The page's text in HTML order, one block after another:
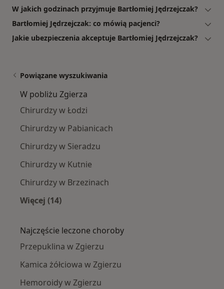
W jakich godzinach przyjmuje Bartłomiej Jędrzejczak?
Bartłomiej Jędrzejczak: co mówią pacjenci?
Jakie ubezpieczenia akceptuje Bartłomiej Jędrzejczak?
Powiązane wyszukiwania
W pobliżu Zgierza
Chirurdzy w Łodzi
Chirurdzy w Pabianicach
Chirurdzy w Sieradzu
Chirurdzy w Kutnie
Chirurdzy w Brzezinach
Więcej (14)
Najczęście leczone choroby
Przepuklina w Zgierzu
Kamica żółciowa w Zgierzu
Hemoroidy w Zgierzu